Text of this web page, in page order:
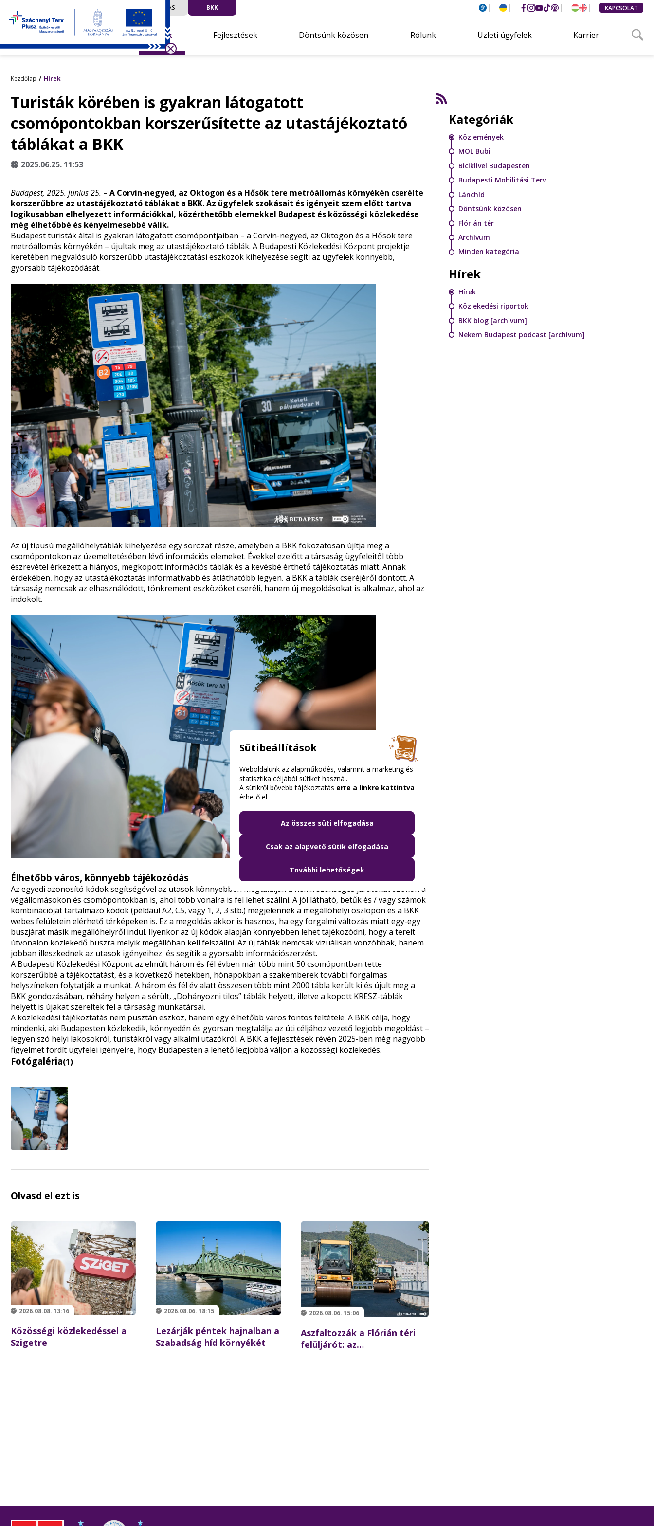
UTAZÁS BKK KAPCSOLAT
Hírek Fejlesztések Döntsünk közösen Rólunk Üzleti ügyfelek Karrier
Kezdőlap Hírek
Turisták körében is gyakran látogatott
csomópontokban korszerűsítette az utastájékoztató
táblákat a BKK
2025.06.25. 11:53
Budapest, 2025. június 25. – A Corvin-negyed, az Oktogon és a Hősök tere metróállomás környékén cserélte
korszerűbbre az utastájékoztató táblákat a BKK. Az ügyfelek szokásait és igényeit szem előtt tartva
logikusabban elhelyezett információkkal, közérthetőbb elemekkel Budapest és közösségi közlekedése
még élhetőbbé és kényelmesebbé válik.
Budapest turisták által is gyakran látogatott csomópontjaiban – a Corvin-negyed, az Oktogon és a Hősök tere
metróállomás környékén – újultak meg az utastájékoztató táblák. A Budapesti Közlekedési Központ projektje
keretében megvalósuló korszerűbb utastájékoztatási eszközök kihelyezése segíti az ügyfelek könnyebb,
gyorsabb tájékozódását.
Az új típusú megállóhelytáblák kihelyezése egy sorozat része, amelyben a BKK fokozatosan újítja meg a
csomópontokon az üzemeltetésében lévő információs elemeket. Évekkel ezelőtt a társaság ügyfeleitől több
észrevétel érkezett a hiányos, megkopott információs táblák és a kevésbé érthető tájékoztatás miatt. Annak
érdekében, hogy az utastájékoztatás informatívabb és átláthatóbb legyen, a BKK a táblák cseréjéről döntött. A
társaság nemcsak az elhasználódott, tönkrement eszközöket cseréli, hanem új megoldásokat is alkalmaz, ahol az
indokolt.
Élhetőbb város, könnyebb tájékozódás
Az egyedi azonosító kódok segítségével az utasok könnyebben megtalálják a nekik szükséges járatokat azokon a
végállomásokon és csomópontokban is, ahol több vonalra is fel lehet szállni. A jól látható, betűk és / vagy számok
kombinációját tartalmazó kódok (például A2, C5, vagy 1, 2, 3 stb.) megjelennek a megállóhelyi oszlopon és a BKK
webes felületein elérhető térképeken is. Ez a megoldás akkor is hasznos, ha egy forgalmi változás miatt egy-egy
buszjárat másik megállóhelyről indul. Ilyenkor az új kódok alapján könnyebben lehet tájékozódni, hogy a terelt
útvonalon közlekedő buszra melyik megállóban kell felszállni. Az új táblák nemcsak vizuálisan vonzóbbak, hanem
jobban illeszkednek az utasok igényeihez, és segítik a gyorsabb információszerzést.
A Budapesti Közlekedési Központ az elmúlt három és fél évben már több mint 50 csomópontban tette
korszerűbbé a tájékoztatást, és a következő hetekben, hónapokban a szakemberek további forgalmas
helyszíneken folytatják a munkát. A három és fél év alatt összesen több mint 2000 tábla került ki és újult meg a
BKK gondozásában, néhány helyen a sérült, „Dohányozni tilos” táblák helyett, illetve a kopott KRESZ-táblák
helyett is újakat szereltek fel a társaság munkatársai.
A közlekedési tájékoztatás nem pusztán eszköz, hanem egy élhetőbb város fontos feltétele. A BKK célja, hogy
mindenki, aki Budapesten közlekedik, könnyedén és gyorsan megtalálja az úti céljához vezető legjobb megoldást –
legyen szó helyi lakosokról, turistákról vagy alkalmi utazókról. A BKK a fejlesztések révén 2025-ben még nagyobb
figyelmet fordít ügyfelei igényeire, hogy Budapesten a lehető legjobbá váljon a közösségi közlekedés.
Fotógaléria(1)
Olvasd el ezt is
2026.08.08. 13:16
Közösségi közlekedéssel a
Szigetre
2026.08.06. 18:15
Lezárják péntek hajnalban a
Szabadság híd környékét
2026.08.06. 15:06
Aszfaltozzák a Flórián téri
felüljárót: az
Kategóriák
Közlemények
MOL Bubi
Biciklivel Budapesten
Budapesti Mobilitási Terv
Lánchíd
Döntsünk közösen
Flórián tér
Archívum
Minden kategória
Hírek
Hírek
Közlekedési riportok
BKK blog [archívum]
Nekem Budapest podcast [archívum]
Sütibeállítások
Weboldalunk az alapműködés, valamint a marketing és
statisztika céljából sütiket használ.
A sütikről bővebb tájékoztatás erre a linkre kattintva
érhető el.
Az összes süti elfogadása
Csak az alapvető sütik elfogadása
További lehetőségek